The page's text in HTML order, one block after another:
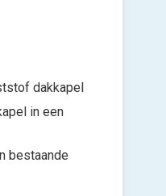
dakkapel
in een
bestaande